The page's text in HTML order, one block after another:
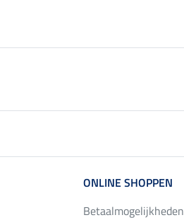
ONLINE SHOPPEN
Betaalmogelijkheden